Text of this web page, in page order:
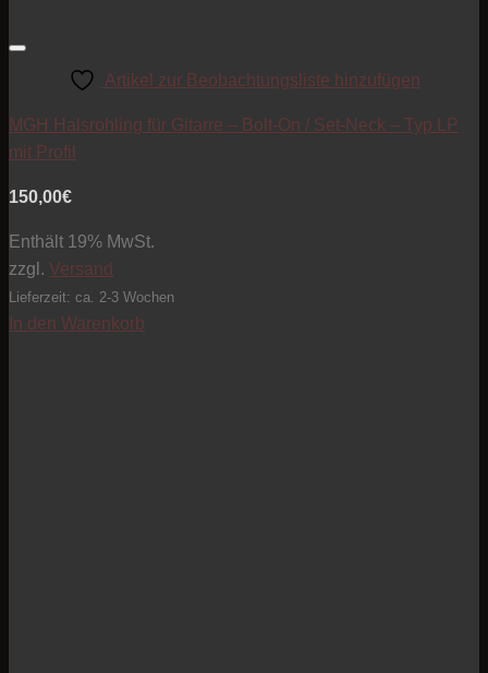
Artikel zur Beobachtungsliste hinzufügen
MGH Halsrohling für Gitarre – Bolt-On / Set-Neck – Typ LP
mit Profil
150,00€
Enthält 19% MwSt.
zzgl. Versand
Lieferzeit: ca. 2-3 Wochen
In den Warenkorb